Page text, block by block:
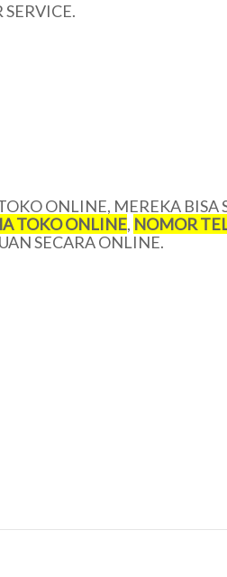
ONLINE, MEREKA BISA
TOKO ONLINE, NOMOR
SECARA ONLINE.